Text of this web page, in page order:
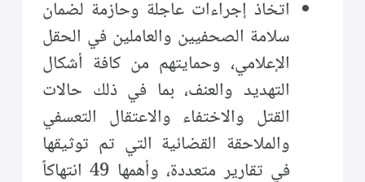
اتخاذ إجراءات عاجلة وحازمة لضمان
سلامة الصحفيين والعاملين في الحقل
الإعلامي، وحمايتهم من كافة أشكال
التهديد والعنف، بما في ذلك حالات
القتل والاختفاء والاعتقال التعسفي
والملاحقة القضائية التي تم توثيقها
في تقارير متعددة، وأهمها 49 انتهاكاً